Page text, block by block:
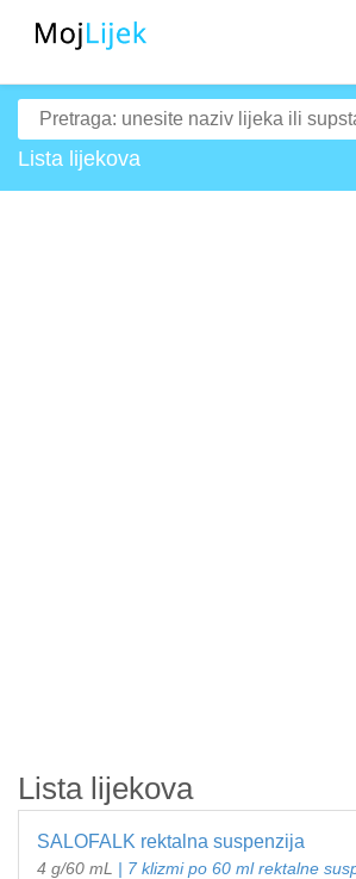
Lista lijekova
Lista lijekova
SALOFALK rektalna suspenzija
4 g/60 mL | 7 klizmi po 60 ml rektalne